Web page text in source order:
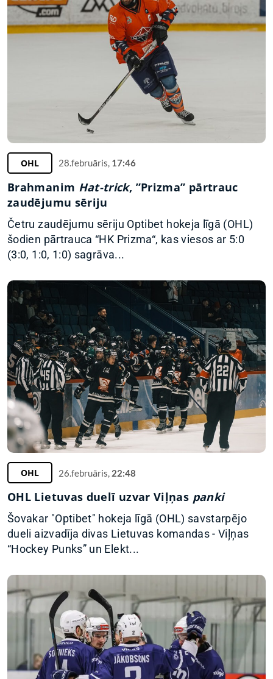
OHL 28.februāris, 17:46
Brahmanim Hat-trick, ”Prizma” pārtrauc
zaudējumu sēriju
Četru zaudējumu sēriju Optibet hokeja līgā (OHL)
šodien pārtrauca “HK Prizma“, kas viesos ar 5:0
(3:0, 1:0, 1:0) sagrāva...
OHL 26.februāris, 22:48
OHL Lietuvas duelī uzvar Viļņas panki
Šovakar "Optibet" hokeja līgā (OHL) savstarpējo
dueli aizvadīja divas Lietuvas komandas - Viļņas
“Hockey Punks” un Elekt...